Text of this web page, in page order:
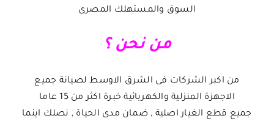
السوق والمستهلك المصرى
من نحن ؟
من اكبر الشركات فى الشرق الاوسط لصيانة جميع
الاجهزة المنزلية والكهربائية خبرة اكثر من 15 عاما
جميع قطع الغيار اصلية , ضمان مدى الحياة , نصلك اينما